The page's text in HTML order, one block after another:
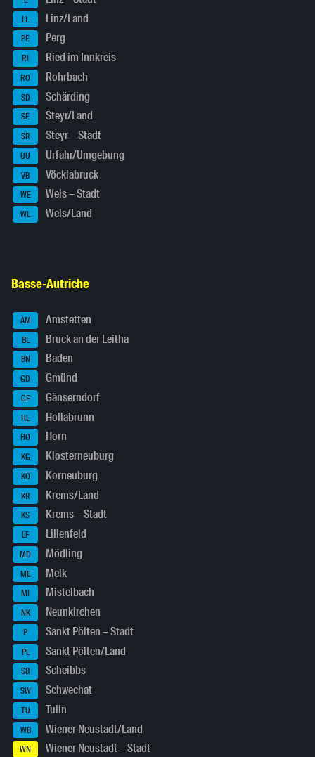
LL Linz/Land
PE Perg
RI Ried im Innkreis
RO Rohrbach
SD Schärding
SE Steyr/Land
SR Steyr – Stadt
UU Urfahr/Umgebung
VB Vöcklabruck
WE Wels – Stadt
WL Wels/Land
Basse-Autriche
AM Amstetten
BL Bruck an der Leitha
BN Baden
GD Gmünd
GF Gänserndorf
HL Hollabrunn
HO Horn
KG Klosterneuburg
KO Korneuburg
KR Krems/Land
KS Krems – Stadt
LF Lilienfeld
MD Mödling
ME Melk
MI Mistelbach
NK Neunkirchen
P Sankt Pölten – Stadt
PL Sankt Pölten/Land
SB Scheibbs
SW Schwechat
TU Tulln
WB Wiener Neustadt/Land
WN Wiener Neustadt – Stadt